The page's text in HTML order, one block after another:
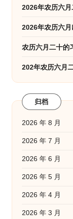
2026年农历六
2026年农历六月
农历六月二十的
202年农历六月
归档
2026 年 8 月
2026 年 7 月
2026 年 6 月
2026 年 5 月
2026 年 4 月
2026 年 3 月